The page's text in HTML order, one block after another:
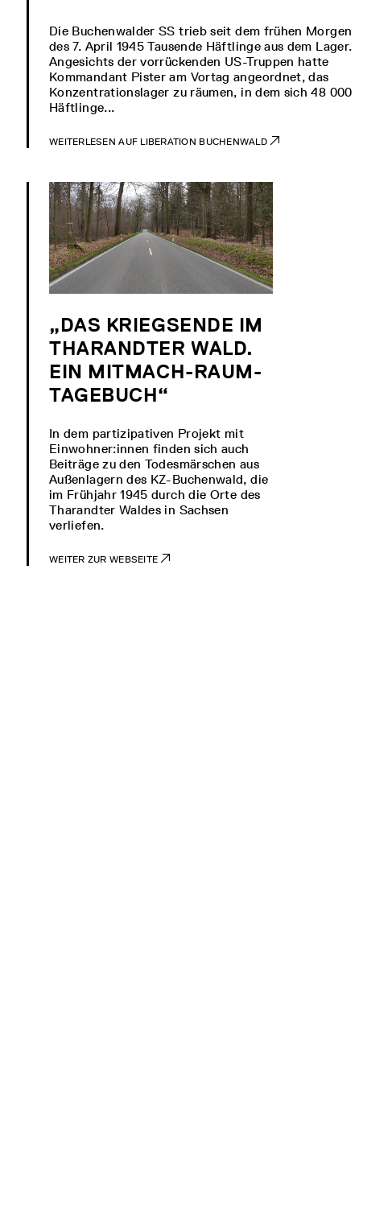
Die Buchenwalder SS trieb seit dem frühen Morgen
des 7. April 1945 Tausende Häftlinge aus dem Lager.
Angesichts der vorrückenden US-Truppen hatte
Kommandant Pister am Vortag angeordnet, das
Konzentrationslager zu räumen, in dem sich 48 000
Häftlinge...
WEITERLESEN AUF LIBERATION BUCHENWALD
„DAS KRIEGSENDE IM
THARANDTER WALD.
EIN MITMACH-RAUM-
TAGEBUCH“
In dem partizipativen Projekt mit
Einwohner:innen finden sich auch
Beiträge zu den Todesmärschen aus
Außenlagern des KZ-Buchenwald, die
im Frühjahr 1945 durch die Orte des
Tharandter Waldes in Sachsen
verliefen.
WEITER ZUR WEBSEITE